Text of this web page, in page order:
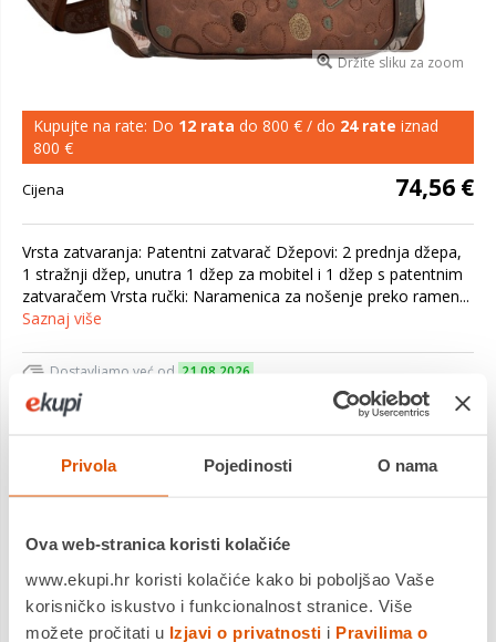
Privola Pojedinosti O nama
Ova web-stranica koristi kolačiće
www.ekupi.hr koristi kolačiće kako bi poboljšao Vaše
korisničko iskustvo i funkcionalnost stranice. Više
možete pročitati u Izjavi o privatnosti i Pravilima o
Držite sliku za zoom
Kupujte na rate: Do 12 rata do 800 € / do 24 rate iznad
800 €
Cijena 74,56 €
Vrsta zatvaranja: Patentni zatvarač Džepovi: 2 prednja džepa,
1 stražnji džep, unutra 1 džep za mobitel i 1 džep s patentnim
zatvaračem Vrsta ručki: Naramenica za nošenje preko ramen...
Saznaj više
Dostavljamo već od 21.08.2026
Platite gotovinom pri preuzimanju, Internet bankarstvom, karticama
jednokratno i na rate
DODAJTE U KOŠARICU
KUPITE ODMAH